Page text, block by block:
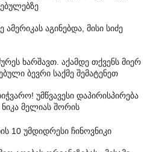
ამერიკას აგინებდა, მისი სიძე
ხარშავთ. აქამდე თქვენს მიერ
ბევრი საქმე შემატენეთ
უმწვავესი დაპირისპირება
მელიას შორის
10 უმდიდრესი ჩინოვნიკი